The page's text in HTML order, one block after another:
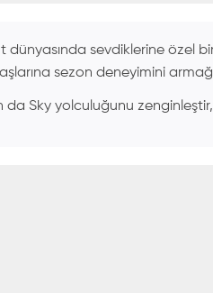
dünyasında sevdiklerine özel
sezon deneyimini
da Sky yolculuğunu